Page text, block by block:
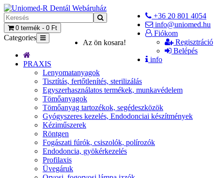
+36 20 801 4054
info@uniomed.hu
Fiókom
Regisztráció
Belépés
info
0 termék - 0 Ft
Az ön kosara!
Categories
PRAXIS
Lenyomatanyagok
Tisztítás, fertőtlenítés, sterilizálás
Egyszerhasználatos termékek, munkavédelem
Tömőanyagok
Tömőanyag tartozékok, segédeszközök
Gyógyszeres kezelés, Endodonciai készítmények
Kéziműszerek
Röntgen
Fogászati fúrók, csiszolók, polírozók
Endodoncia, gyökérkezelés
Profilaxis
Üvegáruk